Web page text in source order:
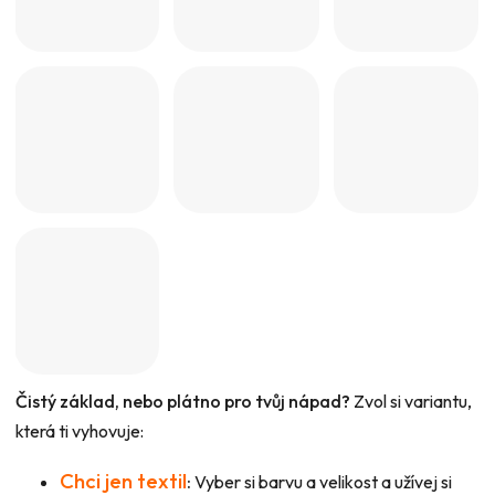
Čistý základ, nebo plátno pro tvůj nápad? Zvol si variantu,
která ti vyhovuje:
Chci jen textil: Vyber si barvu a velikost a užívej si